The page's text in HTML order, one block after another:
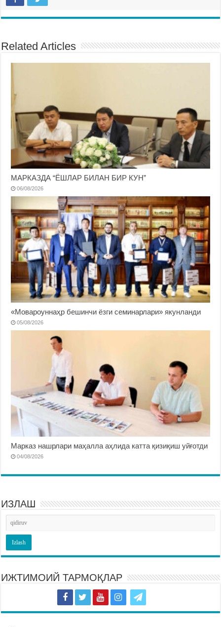
Related Articles
МАРКАЗДА “ЁШЛАР БИЛАН БИР КУН”
06/08/2026
«Мовароуннаҳр бешинчи ёзги семинарлари» якунланди
05/08/2026
Марказ нашрлари маҳалла аҳлида катта қизиқиш уйғотди
04/08/2026
ИЗЛАШ
ИЖТИМОИЙ ТАРМОҚЛАР